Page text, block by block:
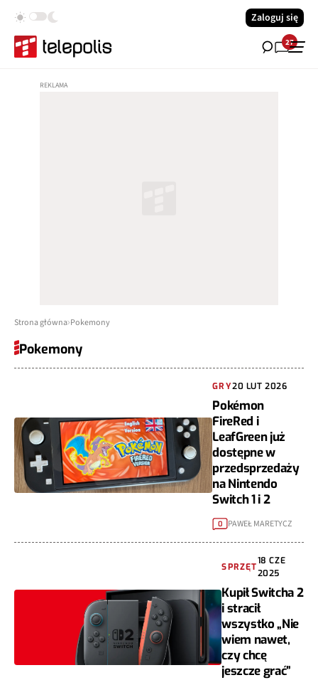
Zaloguj się
27
Strona główna Pokemony
Pokemony
GRY20 LUT 2026
Pokémon
FireRed i
LeafGreen już
dostępne w
przedsprzedaży
na Nintendo
Switch 1 i 2
0 PAWEŁ MARETYCZ
SPRZĘT
18 CZE
2025
Kupił Switcha 2
i stracił
wszystko „Nie
wiem nawet,
czy chcę
jeszcze grać”